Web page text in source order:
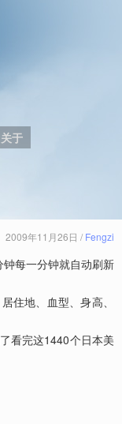
关于
2009年11月26日 / Fengzi
每一分钟就自动刷新
住地、血型、身高、
看完这1440个日本美